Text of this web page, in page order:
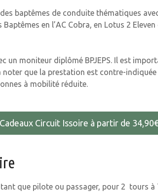
baptêmes de conduite thématiques
en l’AC Cobra, en Lotus 2
un moniteur diplômé BPJEPS. Il est
noter que la prestation est contre-
à mobilité réduite.
Circuit Issoire à partir de
tant que pilote ou passager, pour 2 tours